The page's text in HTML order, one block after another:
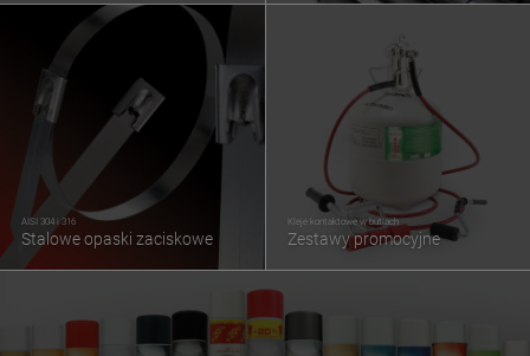
AISI 304 i 316
Stalowe opaski zaciskowe
Kleje kontaktowe w butlach
Zestawy promocyjne